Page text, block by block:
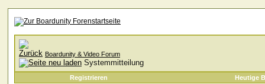
Boardunity & Video Forum
Systemmitteilung
Registrieren Heutige